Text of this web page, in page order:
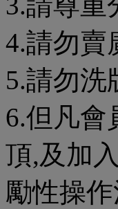
4.請勿賣
5.請勿洗
6.但凡會
頂,及加
勵性操